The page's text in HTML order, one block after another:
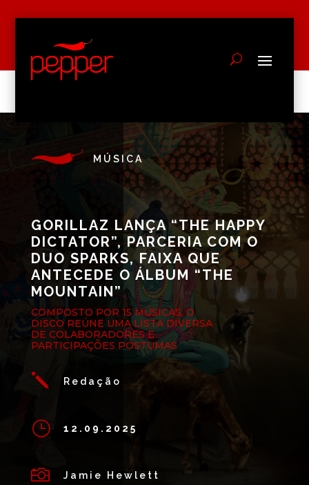
MÚSICA
GORILLAZ LANÇA “THE HAPPY
DICTATOR”, PARCERIA COM O
DUO SPARKS, FAIXA QUE
ANTECEDE O ÁLBUM “THE
MOUNTAIN”
COMPOSTO POR 15 MÚSICAS, O
DISCO REÚNE UMA LISTA DIVERSA
DE COLABORADORES E
PARTICIPAÇÕES PÓSTUMAS
j Redação
} 12.09.2025
 Jamie Hewlett